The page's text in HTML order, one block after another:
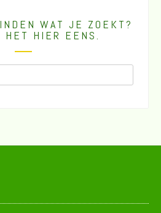
WAT JE ZOEKT?
HET HIER EENS.